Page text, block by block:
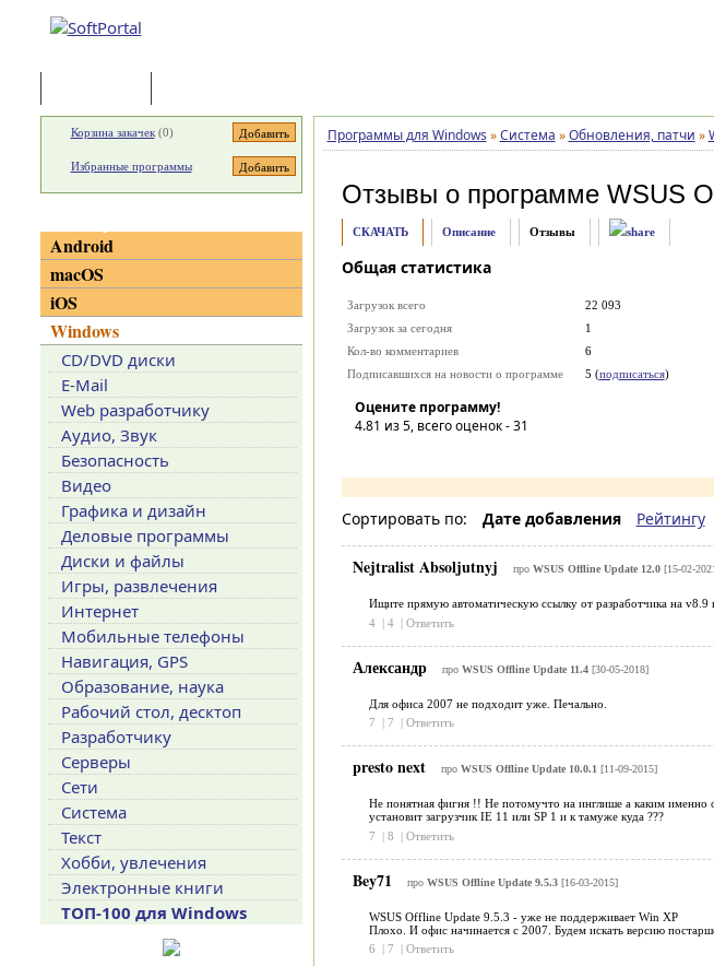
Программы для Windows » Система » Обновления, патчи »
Отзывы о программе WSUS
СКАЧАТЬ Описание Отзывы
Общая статистика
Загрузок всего
22 093
Загрузок за сегодня
1
Кол-во комментариев
6
Подписавшихся на новости о программе
5 (подписаться)
Оцените программу!
4.81 из 5, всего оценок -31
Сортировать по: Дате добавления Рейтингу
Nejtralist Absoljutnyj про WSUS Offline Update 12.0[15-02-
Ищите прямую автоматическую ссылку от разработчика на
4 | 4 | Ответить
Александр про WSUS Offline Update 11.4[30-05-2018]
Для офиса 2007 не подходит уже. Печально.
7
| 7 | Ответить
presto next про WSUS Offline Update 10.0.1 [11-09-2015]
Не понятная фигня !! Не потомучто на инглише а каким именно
установит загрузчик IE 11 или SP 1 и к тамуже куда ???
7
| 8 | Ответить
Bey71 про WSUS Offline Update 9.5.3[16-03-2015]
WSUS Offline Update 9.5.3 - уже не поддерживает Win XP
Плохо. И офис начинается с 2007. Будем искать версию
6
| 7 | Ответить
Корзина закачек(0)
Избранные программы
Android
macOS
iOS
Windows
CD/DVD диски
E-Mail
Web разработчику
Аудио, Звук
Безопасность
Видео
Графика и дизайн
Деловые программы
Диски и файлы
Игры, развлечения
Интернет
Мобильные телефоны
Навигация, GPS
Образование, наука
Рабочий стол, десктоп
Разработчику
Серверы
Сети
Система
Текст
Хобби, увлечения
Электронные книги
ТОП-100 для Windows